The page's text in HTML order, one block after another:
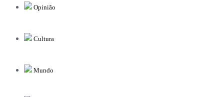
Opinião
Cultura
Mundo